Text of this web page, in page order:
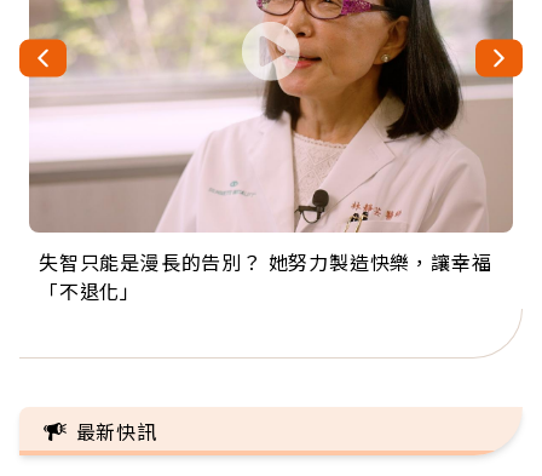
失智只能是漫長的告別？ 她努力製造快樂，讓幸福
「不退化」
來自剛果的巧克力神父 為台灣奉獻36年 「台灣是我
的家，我連作夢都講台語！」
63歲卸矽谷副總、搬回台灣找快樂！「蛋黃哥小
丑」走進安養院，逗樂上萬爺奶：退休後才開始真
104歲打破金氏世界紀錄 成為全球最年長羽球選
手，分享長壽的秘密原來是「這個」
事業巔峰他選擇追夢…黑手阿伯拉小提琴還登上小
巨蛋！連CNN都大讚！
最新快訊